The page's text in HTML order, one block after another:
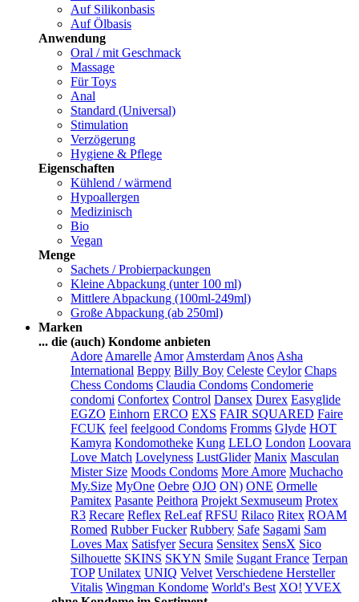
Auf Silikonbasis
Auf Ölbasis
Anwendung
Oral / mit Geschmack
Massage
Für Toys
Anal
Standard (Universal)
Stimulation
Verzögerung
Hygiene & Pflege
Eigenschaften
Kühlend / wärmend
Hypoallergen
Medizinisch
Bio
Vegan
Menge
Sachets / Probierpackungen
Kleine Abpackung (unter 100 ml)
Mittlere Abpackung (100ml-249ml)
Große Abpackung (ab 250ml)
Marken
... die (auch) Kondome anbieten
Adore Amarelle Amor Amsterdam Anos Asha
International Beppy Billy Boy Celeste Ceylor Chaps
Chess Condoms Claudia Condoms Condomerie
condomi Confortex Control Dansex Durex Easyglide
EGZO Einhorn ERCO EXS FAIR SQUARED Faire
FCUK feel feelgood Condoms Fromms Glyde HOT
Kamyra Kondomotheke Kung LELO London Loovara
Love Match Lovelyness LustGlider Manix Masculan
Mister Size Moods Condoms More Amore Muchacho
My.Size MyOne Oebre OJO ON) ONE Ormelle
Pamitex Pasante Peithora Projekt Sexmuseum Protex
R3 Recare Reflex ReLeaf RFSU Rilaco Ritex ROAM
Romed Rubber Fucker Rubbery Safe Sagami Sam
Loves Max Satisfyer Secura Sensitex SensX Sico
Silhouette SKINS SKYN Smile Sugant France Terpan
TOP Unilatex UNIQ Velvet Verschiedene Hersteller
Vitalis Wingman Kondome World's Best XO! YVEX